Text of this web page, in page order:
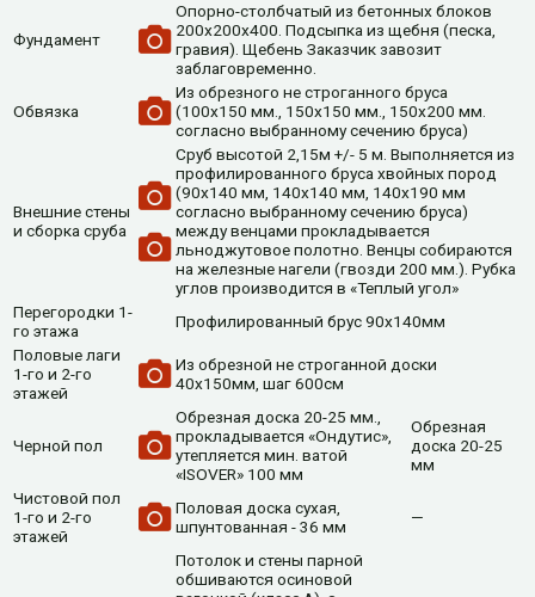
Фундамент
Опорно-столбчатый из бетонных блоков
200х200х400. Подсыпка из щебня (песка,
гравия). Щебень Заказчик завозит
заблаговременно.
Обвязка
Из обрезного не строганного бруса
(100х150 мм., 150х150 мм., 150х200 мм.
согласно выбранному сечению бруса)
Внешние стены
и сборка сруба
Cруб высотой 2,15м +/- 5 м. Выполняется из
профилированного бруса хвойных пород
(90х140 мм, 140х140 мм, 140х190 мм
согласно выбранному сечению бруса)
между венцами прокладывается
льноджутовое полотно. Венцы собираются
на железные нагели (гвозди 200 мм.). Рубка
углов производится в «Теплый угол»
Перегородки 1-
го этажа
Профилированный брус 90х140мм
Половые лаги
1-го и 2-го
этажей
Из обрезной не строганной доски
40х150мм, шаг 600см
Черной пол
Обрезная доска 20-25 мм.,
прокладывается «Ондутис»,
утепляется мин. ватой
«ISOVER» 100 мм
Обрезная
доска 20-25
мм
Чистовой пол
1-го и 2-го
этажей
Половая доска сухая,
шпунтованная - 36 мм
—
Потолок и стены парной
обшиваются осиновой